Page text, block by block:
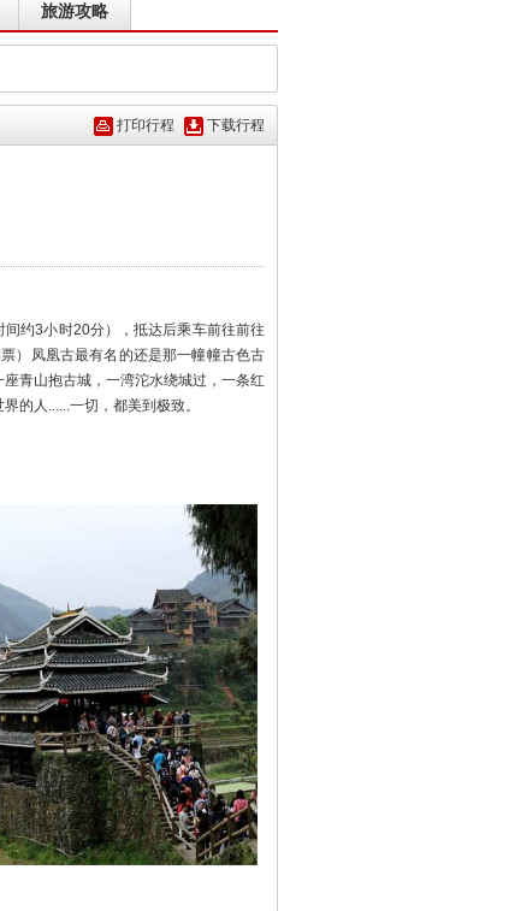
旅游攻略
打印行程 下载行程
约3小时20分），抵达后乘车前往前往
）凤凰古最有名的还是那一幢幢古色古
青山抱古城，一湾沱水绕城过，一条红
的人......一切，都美到极致。